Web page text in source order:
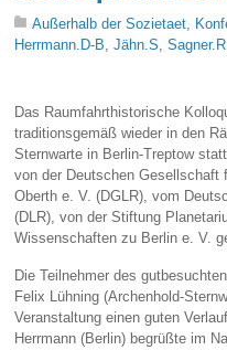
Außerhalb der Sozietaet,
Herrmann.D-B,Jähn.S,Sagner.R
Das Raumfahrthistorische
traditionsgemäß wieder in den
Sternwarte in Berlin-Treptow
von der Deutschen Gesellschaft
Oberth e. V. (DGLR), vom
(DLR), von der Stiftung
Wissenschaften zu Berlin e. V.
Die Teilnehmer des
Felix Lühning (Archenhold-
Veranstaltung einen guten
Herrmann (Berlin) begrüßte im